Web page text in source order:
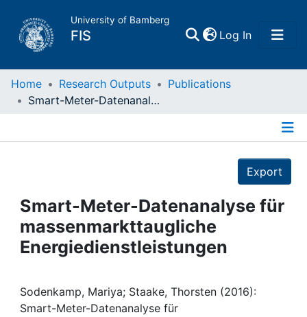
University of Bamberg
FIS Log In(current)
Home
Projects
People
Awards
Home Research Outputs
Publications
Smart-Meter-Datenanalyse für massenmarkttaugliche Energiedienstleistungen
Export
Smart-Meter-Datenanalyse für
massenmarkttaugliche
Energiedienstleistungen
Sodenkamp, Mariya; Staake, Thorsten (2016):
Smart-Meter-Datenanalyse für